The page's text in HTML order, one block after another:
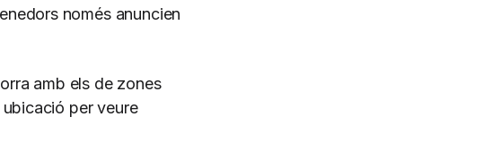
només anuncien
amb els de zones
per veure